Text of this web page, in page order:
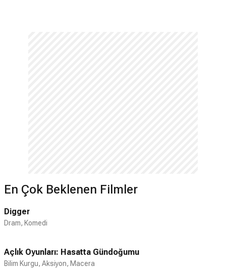
En Çok Beklenen Filmler
Digger
Dram, Komedi
Açlık Oyunları: Hasatta Gündoğumu
Bilim Kurgu, Aksiyon, Macera